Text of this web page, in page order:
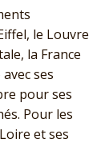
le Louvre
la France
ses
pour ses
Pour les
et ses